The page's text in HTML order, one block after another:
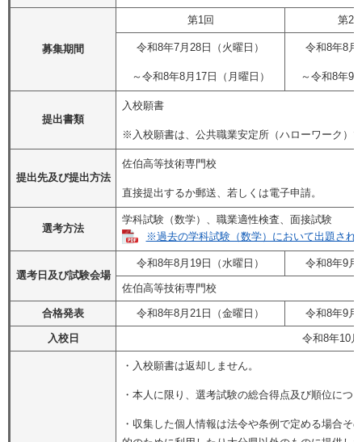
募集期間
第1回 第2
令和8年7月28日（火曜日）
～令和8年8月17日（月曜日）
令和8年8月
～令和8年9
提出書類
入校願書
※入校願書は、公共職業安定所（ハローワーク）
提出先及び提出方法
佐伯高等技術専門校
直接提出するか郵送、若しくは電子申請。
選考方法
学科試験（数学）、職業適性検査、面接試験
※過去の学科試験（数学）において出題され
選考日及び試験会場
令和8年8月19日（水曜日） 令和8年9月
佐伯高等技術専門校
合格発表 令和8年8月21日（金曜日） 令和8年9月
入校日 令和8年10
・入校願書は返却しません。
・本人に限り、選考試験の総合得点及び順位につ
・収集した個人情報は法令や条例で定める場合